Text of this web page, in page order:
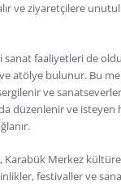
ve ziyaretçilere
sanat faaliyetleri de
atölye bulunur. Bu
ve
düzenlenir ve isteyen
Karabük Merkez
festivaller ve